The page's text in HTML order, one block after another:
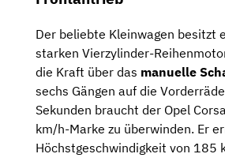
Der beliebte Kleinwagen besitzt
starken Vierzylinder-
die Kraft über das manuelle
sechs Gängen auf die
Sekunden braucht der Opel
km/h-Marke zu überwinden. Er
Höchstgeschwindigkeit von 185